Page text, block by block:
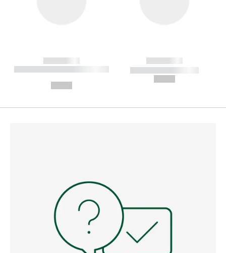
------------
----------- ----------- --------
------------
----------- -----------